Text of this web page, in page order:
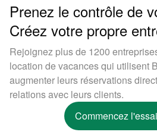
Prenez le contrôle de
Créez votre propre
Rejoignez plus de 1200
location de vacances qui utilisent
augmenter leurs réservations
relations avec leurs clients.
Commencez